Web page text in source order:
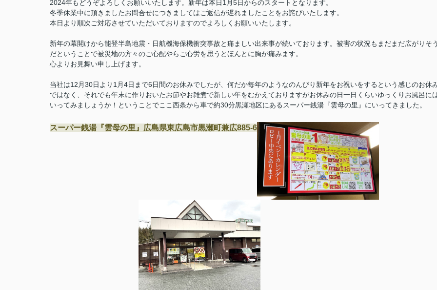
2024年もどうぞよろしくお願いいたします。新年は本日1月5日からのスタートとなります。
冬季休業中に頂きましたお問合せにつきましてはご返信が遅れましたことをお詫びいたします。
本日より順次ご対応させていただいておりますのでよろしくお願いいたします。
新年の幕開けから能登半島地震・日航機海保機衝突事故と痛ましい出来事が続いております。被害の状況もまだまだ広がりそう
だということで被災地の方々のご心配やらご心労を思うとほんとに胸が痛みます。
心よりお見舞い申し上げます。
当社は12月30日より1月4日まで6日間のお休みでしたが、何だか毎年のようなのんびり新年をお祝いをするという感じのお休
ではなく、それでも年末に作りおいたお節やお雑煮で新しい年をむかえておりますがお休みの日一日くらいゆっくりお風呂に
いってみましょうか！ということでここ西条から車で約30分黒瀬地区にあるスーパー銭湯『雲母の里』にいってきました。
スーパー銭湯『雲母の里』広島県東広島市黒瀬町兼広885-6